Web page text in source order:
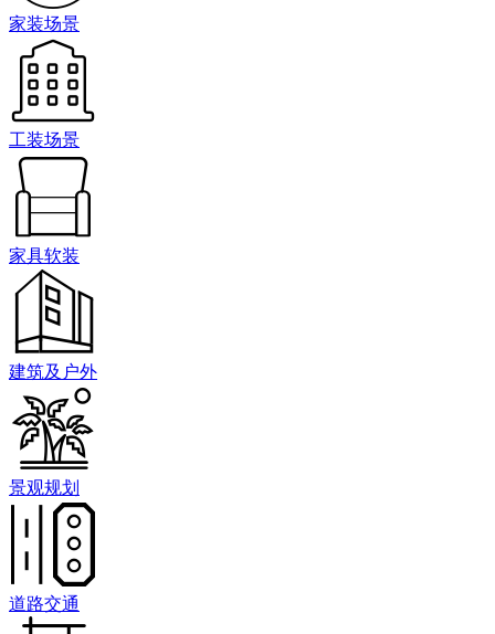
家装场景
工装场景
家具软装
建筑及户外
景观规划
道路交通